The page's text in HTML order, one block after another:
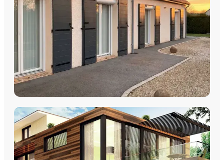
VOLETS
Volets Roulants Volets Coulissants Volets Battants
Découvrez nos volets roulants, coulissants et battants avec
pose par les équipes Plein Jour Habitat.